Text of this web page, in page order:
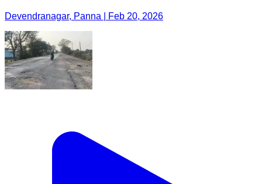
Devendranagar, Panna | Feb 20, 2026